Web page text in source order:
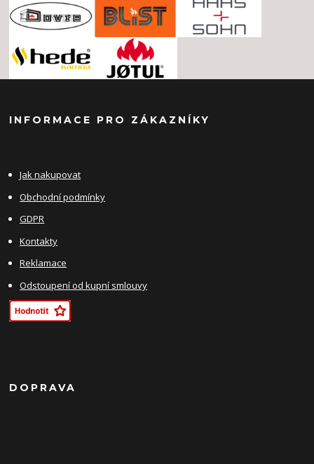
INFORMACE PRO ZÁKAZNÍKY
Jak nakupovat
Obchodní podmínky
GDPR
Kontakty
Reklamace
Odstoupení od kupní smlouvy
DOPRAVA